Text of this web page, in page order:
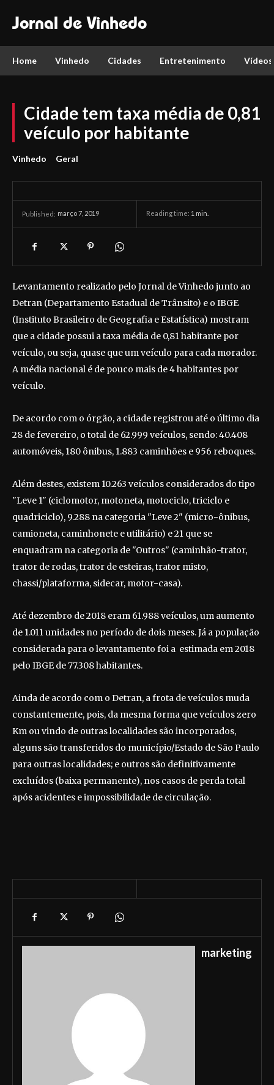
Jornal de Vinhedo
Home Vinhedo Cidades Entretenimento Vídeos
Cidade tem taxa média de 0,81
veículo por habitante
Vinhedo Geral
Published: março 7, 2019 Reading time: 1 min.
Levantamento realizado pelo Jornal de Vinhedo junto ao
Detran (Departamento Estadual de Trânsito) e o IBGE
(Instituto Brasileiro de Geografia e Estatística) mostram
que a cidade possui a taxa média de 0,81 habitante por
veículo, ou seja, quase que um veículo para cada morador.
A média nacional é de pouco mais de 4 habitantes por
veículo.
De acordo com o órgão, a cidade registrou até o último dia
28 de fevereiro, o total de 62.999 veículos, sendo: 40.408
automóveis, 180 ônibus, 1.883 caminhões e 956 reboques.
Além destes, existem 10.263 veículos considerados do tipo
"Leve 1" (ciclomotor, motoneta, motociclo, triciclo e
quadriciclo), 9.288 na categoria "Leve 2" (micro-ônibus,
camioneta, caminhonete e utilitário) e 21 que se
enquadram na categoria de "Outros" (caminhão-trator,
trator de rodas, trator de esteiras, trator misto,
chassi/plataforma, sidecar, motor-casa).
Até dezembro de 2018 eram 61.988 veículos, um aumento
de 1.011 unidades no período de dois meses. Já a população
considerada para o levantamento foi a estimada em 2018
pelo IBGE de 77.308 habitantes.
Ainda de acordo com o Detran, a frota de veículos muda
constantemente, pois, da mesma forma que veículos zero
Km ou vindo de outras localidades são incorporados,
alguns são transferidos do município/Estado de São Paulo
para outras localidades; e outros são definitivamente
excluídos (baixa permanente), nos casos de perda total
após acidentes e impossibilidade de circulação.
marketing